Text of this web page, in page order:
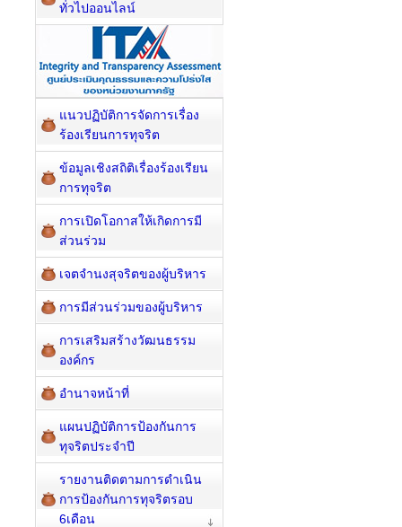
ทั่วไปออนไลน์
แนวปฏิบัติการจัดการเรื่อง
ร้องเรียนการทุจริต
ข้อมูลเชิงสถิติเรื่องร้องเรียน
การทุจริต
การเปิดโอกาสให้เกิดการมี
ส่วนร่วม
เจตจำนงสุจริตของผู้บริหาร
การมีส่วนร่วมของผู้บริหาร
การเสริมสร้างวัฒนธรรม
องค์กร
อำนาจหน้าที่
แผนปฏิบัติการป้องกันการ
ทุจริตประจำปี
รายงานติดตามการดำเนิน
การป้องกันการทุจริตรอบ
6เดือน